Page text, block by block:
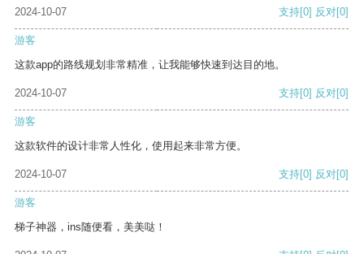
2024-10-07
支持[0] 反对[0]
游客
这款app的路线规划非常精准，让我能够快速到达目的地。
2024-10-07 支持[0] 反对[0]
游客
这款软件的设计非常人性化，使用起来非常方便。
2024-10-07 支持[0] 反对[0]
游客
梯子神器，ins随便看，美美哒！